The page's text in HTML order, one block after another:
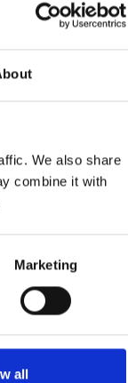
We also share
combine it with
Marketing
all
(Berlijn,
verdreven,
liefst 22 landen.
ieder